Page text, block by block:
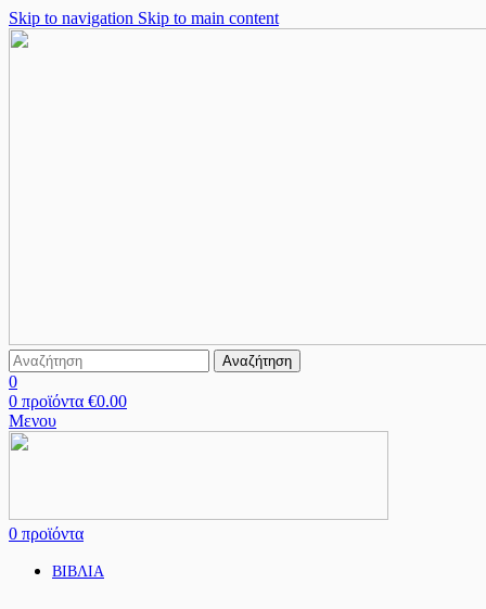
Skip to navigation Skip to main content
Αναζήτηση
0
0 προϊόντα €0.00
Μενου
0 προϊόντα
ΒΙΒΛΙΑ